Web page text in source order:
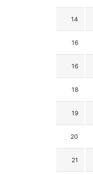
14
16
16
18
19
20
21